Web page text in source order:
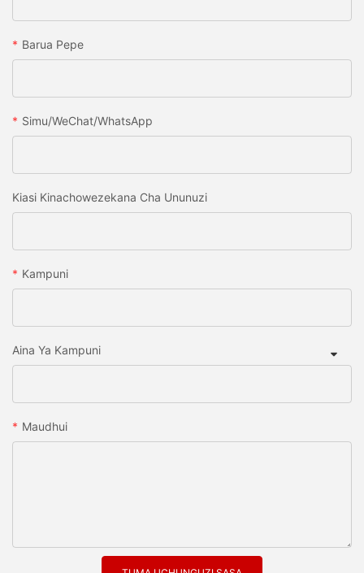
Barua Pepe
Simu/WeChat/WhatsApp
Kiasi Kinachowezekana Cha Ununuzi
Kampuni
Aina Ya Kampuni
Maudhui